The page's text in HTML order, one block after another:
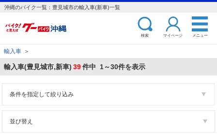
沖縄のバイク一覧：豊見城市の輸入車(新車)一覧
検索 マイページ メニュー
輸入車 ＞
輸入車(豊見城市,新車) 39件中 1～30件を表示
条件を指定して絞り込み
並び替え